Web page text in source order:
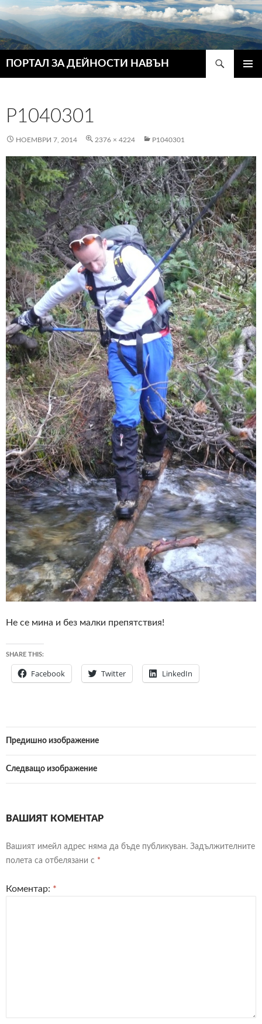
ПОРТАЛ ЗА ДЕЙНОСТИ НАВЪН
P1040301
НОЕМВРИ 7, 2014 2376 × 4224 P1040301
Не се мина и без малки препятствия!
SHARE THIS:
Facebook Twitter LinkedIn
Предишно изображение
Следващо изображение
ВАШИЯТ КОМЕНТАР
Вашият имейл адрес няма да бъде публикуван. Задължителните
полета са отбелязани с *
Коментар: *